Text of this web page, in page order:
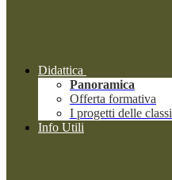
Didattica
Panoramica
Offerta formativa
I progetti delle classi
Info Utili